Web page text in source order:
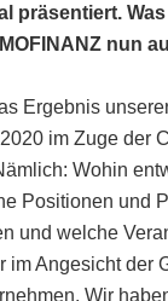
präsentiert.
nun
Ergebnis
im Zuge der
Wohin
Positionen und
und welche
im Angesicht der
Wir